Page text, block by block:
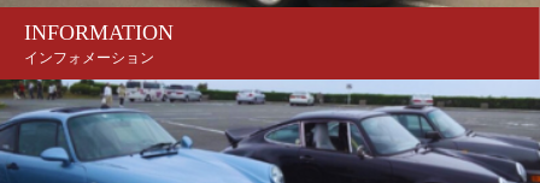
INFORMATION
インフォメーション